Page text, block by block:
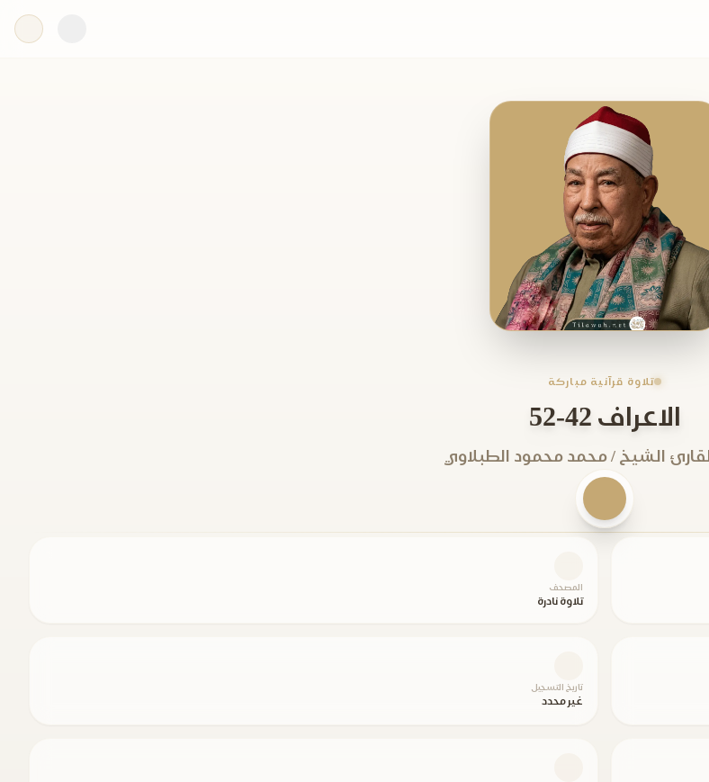
تلاوة قرآنية مباركة
الاعراف 42-52
الشيخ / محمد محمود الطبلاوي
المصحف
تلاوة نادرة
تاريخ التسجيل
غير محدد